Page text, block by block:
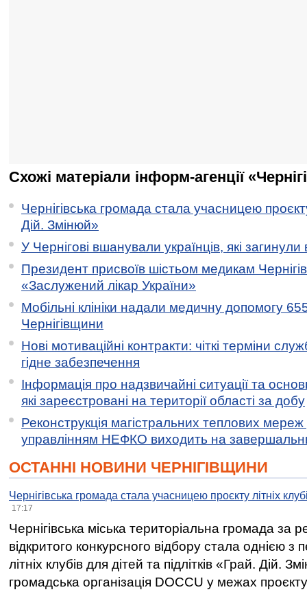
Схожі матеріали інформ-агенції
Чернігівська громада стала учасницею
Дій. Змінюй»
У Чернігові вшанували українців, які загинули
Президент присвоїв шістьом медикам
«Заслужений лікар України»
Мобільні клініки надали медичну допомогу
Чернігівщини
Нові мотиваційні контракти: чіткі терміни
гідне забезпечення
Інформація про надзвичайні ситуації та
які зареєстровані на території області за добу
Реконструкція магістральних теплових мереж
управлінням НЕФКО виходить на
ОСТАННІ НОВИНИ ЧЕРНІГІВЩИНИ
Чернігівська громада стала учасницею проєкту літніх
17:17
Чернігівська міська територіальна громада за
відкритого конкурсного відбору стала однією
літніх клубів для дітей та підлітків «Грай. Дій.
громадська організація DOCCU у межах